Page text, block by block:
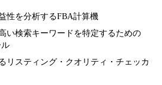
性を分析するFBA計算機
い検索キーワードを特定するための
ル
リスティング・クオリティ・チェッカ